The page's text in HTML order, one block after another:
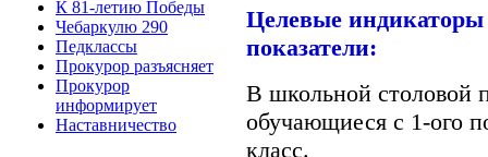
К 81-летию Победы
Чебаркулю 290
Педклассы
Прокурор разъясняет
Прокурор
информирует
Наставничество
Целевые
показатели:
В школьной столовой
обучающиеся с 1-ого
класс.